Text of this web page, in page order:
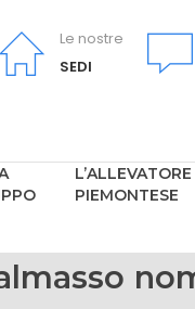
Le nostre
SEDI
L’ALLEVATORE
PIEMONTESE